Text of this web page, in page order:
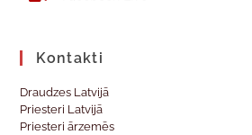
Kontakti
Draudzes Latvijā
Priesteri Latvijā
Priesteri ārzemēs